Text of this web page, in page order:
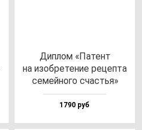
Дип­лом «Патент
на изоб­ре­те­ние ре­цеп­та
се­мей­но­го счастья»
1790 руб